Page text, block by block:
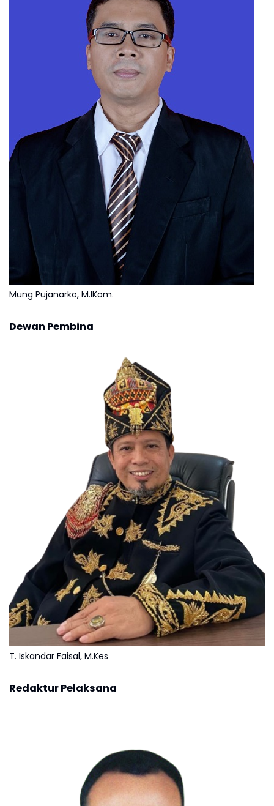
Mung Pujanarko, M.IKom.
Dewan Pembina
T. Iskandar Faisal, M.Kes
Redaktur Pelaksana